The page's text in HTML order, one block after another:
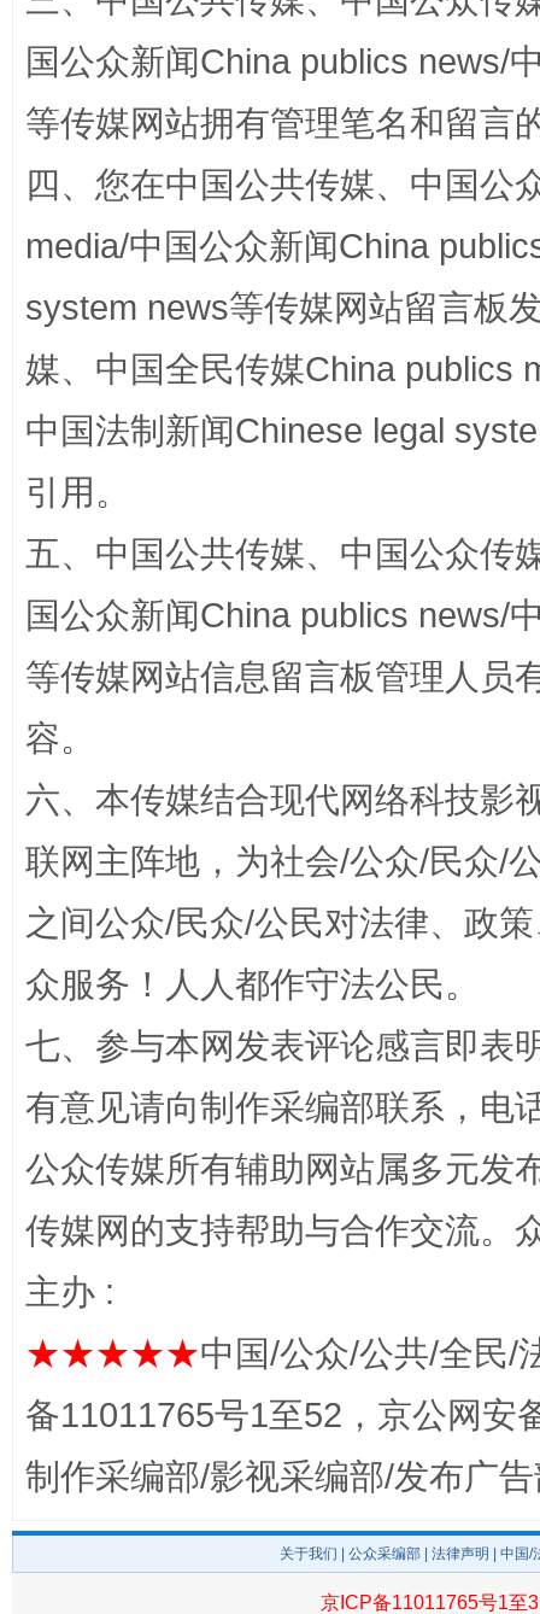
国家大学科技园优化重塑工作
扯下公款旅游的“隐身衣”
东山县通报“牛蛙产品抗生素超标问题” 法
国公众新闻China publics news/
等传媒网站拥有管理笔名和留言
四、您在中国公共传媒、中国公
media/中国公众新闻China
system news等传媒网站留言板
媒、中国全民传媒China publics
中国法制新闻Chinese legal
引用。
五、中国公共传媒、中国公众传
国公众新闻China publics news/
等传媒网站信息留言板管理人员
容。
六、本传媒结合现代网络科技影
联网主阵地，为社会/公众/民众/
之间公众/民众/公民对法律、政
众服务！人人都作守法公民。
七、参与本网发表评论感言即表
有意见请向制作采编部联系，电
公众传媒所有辅助网站属多元发
传媒网的支持帮助与合作交流。
主办 :
★★★★★中国/公众/公共/全民/
备11011765号1至52，京公网安
制作采编部/影视采编部/发布广
关于我们 公众采编部 法律声明 | 中国
京ICP备11011765号1至